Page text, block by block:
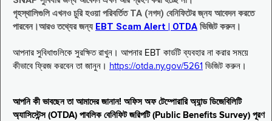
গৃহস্থালিগুলি এখনও চুরি হওয়া পরিবর্তিত TA (নগদ) বেনিফিটের জ্নয আবেদন করতে
পারবেন।আরও তথ্যের জন্য EBT Scam Alert | OTDA ভিজিট করুন।
আপনার সুবিধাগুলিকে সুরক্ষিত রাখুন। আপনার EBT কার্ডটি ব্যবহার না করার সময়ে
কীভাবে ফ্রিজ করবেন তা জানুন। https://otda.ny.gov/5261 ভিজিট করুন।
আপনি কী ভাবছেন তা আমাদের জানান! অফিস অফ টেম্পোরারি অ্যান্ড ডিজেবিলিটি
অ্যাসিস্টেন্স (OTDA) পাবলিক বেনিফিট জরিপটি (Public Benefits Survey) পূরণ